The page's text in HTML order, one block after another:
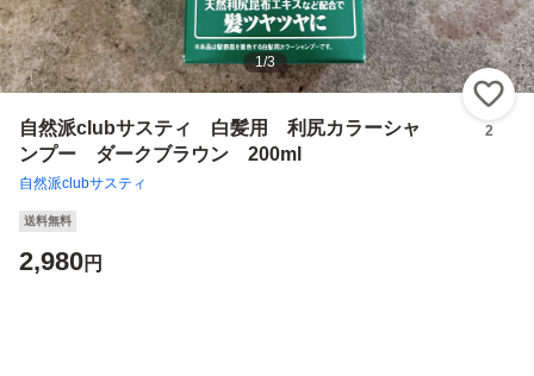
1/3
自然派clubサスティ 白髪用 利尻カラーシャ
ンプー ダークブラウン 200ml
自然派clubサスティ
2
送料無料
2,980円